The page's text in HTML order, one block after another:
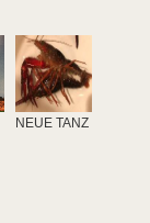
NEUE TANZ